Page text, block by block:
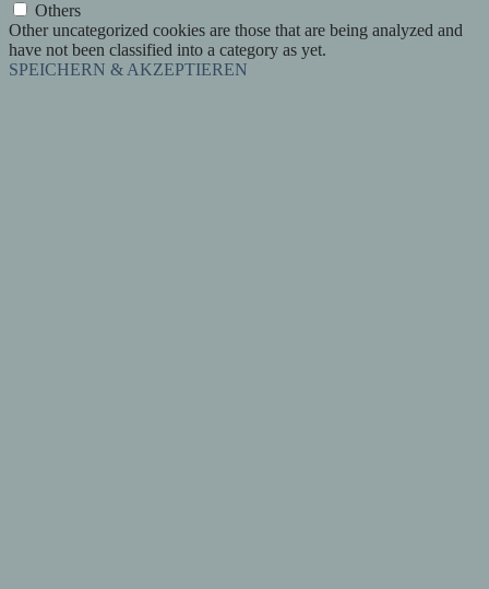
Others
Other uncategorized cookies are those that are being analyzed and
have not been classified into a category as yet.
SPEICHERN & AKZEPTIEREN